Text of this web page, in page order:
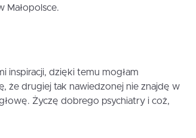
Małopolsce.
inspiracji, dzięki temu mogłam
że drugiej tak nawiedzonej nie znajdę w
Życzę dobrego psychiatry i coż,